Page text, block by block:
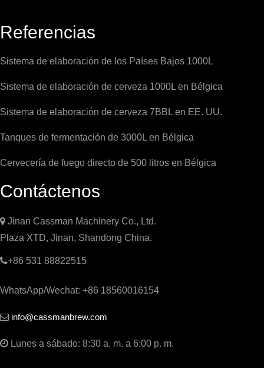
Referencias
Sistema de elaboración de los Países Bajos 1000L
Sistema de elaboración de cerveza 1000L en Bélgica
Sistema de elaboración de cerveza 7BBL en EE. UU.
Tanques de fermentación de 3000L en Bélgica
Cervecería de fuego directo de 500 litros en Bélgica
Contáctenos
 Jinan Cassman Machinery Co., Ltd.
Plaza XTD, Jinan, Shandong China.
+86 531 88822515
WhatsApp/Wechat: +86 18560016154
 info@cassmanbrew.com
 Lunes a sábado: 8:30 a. m. a 6:00 p. m.